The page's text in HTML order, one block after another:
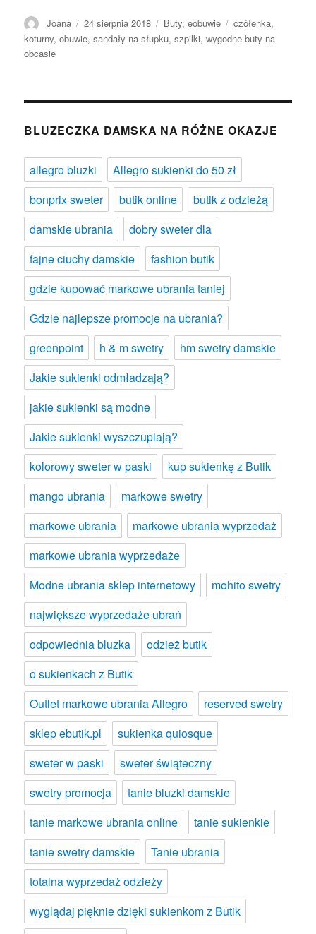
Autor
Joana Opublikowano
24 sierpnia 2018 Kategorie
Buty,eobuwie Tagi
czółenka,
koturny,obuwie,sandały na słupku,szpilki,wygodne buty na
obcasie
BLUZECZKA DAMSKA NA RÓŻNE OKAZJE
allegro bluzki
Allegro sukienki do 50 zł
bonprix sweter
butik online
butik z odzieżą
damskie ubrania
dobry sweter dla
fajne ciuchy damskie
fashion butik
gdzie kupować markowe ubrania taniej
Gdzie najlepsze promocje na ubrania?
greenpoint
h & m swetry
hm swetry damskie
Jakie sukienki odmładzają?
jakie sukienki są modne
Jakie sukienki wyszczuplają?
kolorowy sweter w paski
kup sukienkę z Butik
mango ubrania
markowe swetry
markowe ubrania
markowe ubrania wyprzedaż
markowe ubrania wyprzedaże
Modne ubrania sklep internetowy
mohito swetry
największe wyprzedaże ubrań
odpowiednia bluzka
odzież butik
o sukienkach z Butik
Outlet markowe ubrania Allegro
reserved swetry
sklep ebutik.pl
sukienka quiosque
sweter w paski
sweter świąteczny
swetry promocja
tanie bluzki damskie
tanie markowe ubrania online
tanie sukienkie
tanie swetry damskie
Tanie ubrania
totalna wyprzedaż odzieży
wyglądaj pięknie dzięki sukienkom z Butik